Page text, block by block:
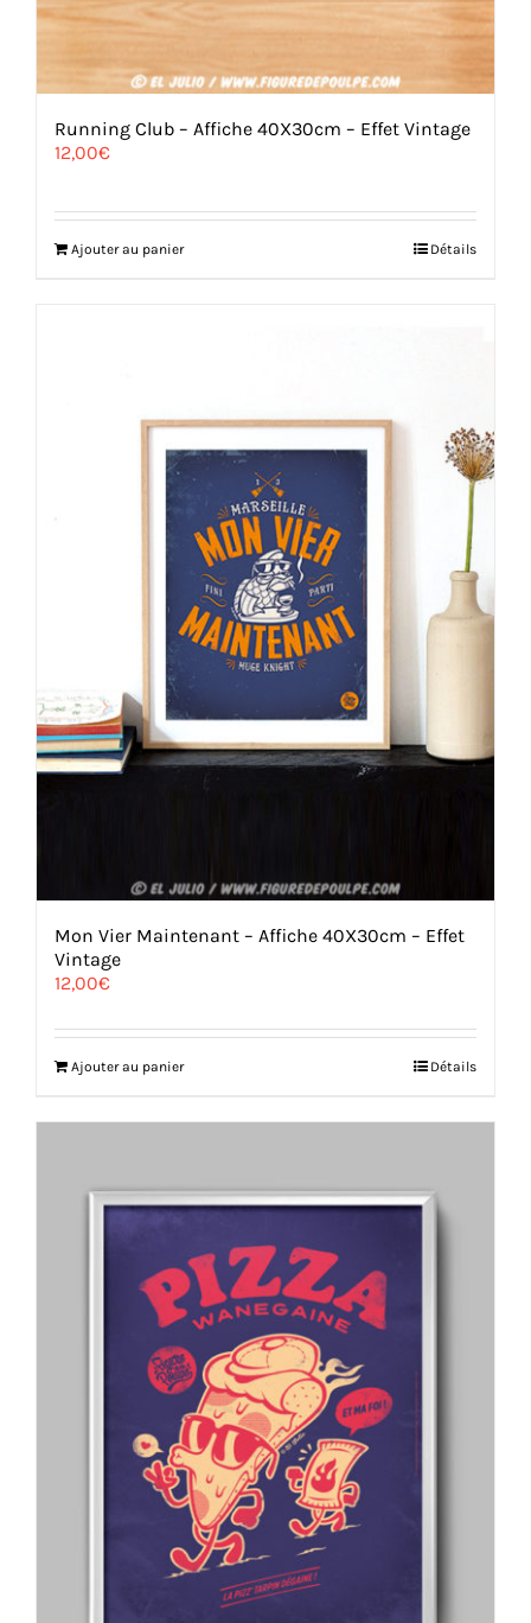
Running Club – Affiche 40X30cm – Effet Vintage
12,00€
Ajouter au panier Détails
Mon Vier Maintenant – Affiche 40X30cm – Effet
Vintage
12,00€
Ajouter au panier Détails